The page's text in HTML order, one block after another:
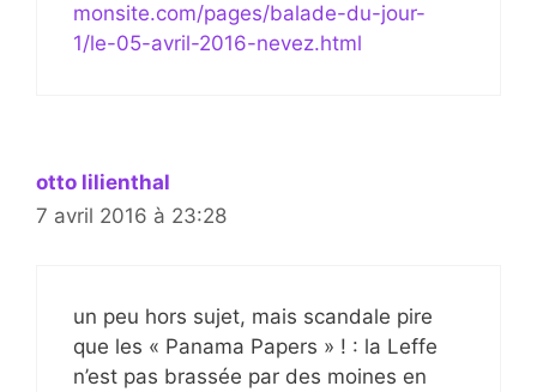
monsite.com/pages/balade-du-jour-
1/le-05-avril-2016-nevez.html
otto lilienthal
7 avril 2016 à 23:28
un peu hors sujet, mais scandale pire
que les « Panama Papers » ! : la Leffe
n’est pas brassée par des moines en